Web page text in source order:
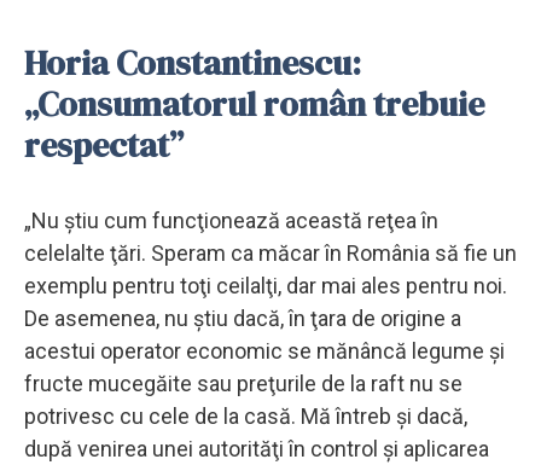
Horia Constantinescu:
„Consumatorul român trebuie
respectat”
„Nu ştiu cum funcţionează această reţea în
celelalte ţări. Speram ca măcar în România să fie un
exemplu pentru toţi ceilalţi, dar mai ales pentru noi.
De asemenea, nu ştiu dacă, în ţara de origine a
acestui operator economic se mănâncă legume şi
fructe mucegăite sau preţurile de la raft nu se
potrivesc cu cele de la casă. Mă întreb şi dacă,
după venirea unei autorităţi în control şi aplicarea